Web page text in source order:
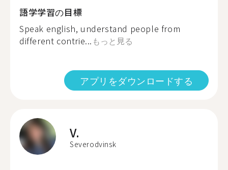
語学学習の目標
Speak english, understand people from
different contrie... もっと見る
アプリをダウンロードする
V.
Severodvinsk